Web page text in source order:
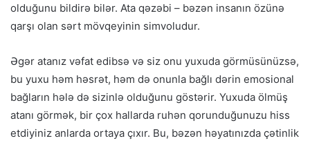
olduğunu bildirə bilər. Ata qəzəbi – bəzən insanın özünə
qarşı olan sərt mövqeyinin simvoludur.
Əgər atanız vəfat edibsə və siz onu yuxuda görmüsünüzsə,
bu yuxu həm həsrət, həm də onunla bağlı dərin emosional
bağların hələ də sizinlə olduğunu göstərir. Yuxuda ölmüş
atanı görmək, bir çox hallarda ruhən qorunduğunuzu hiss
etdiyiniz anlarda ortaya çıxır. Bu, bəzən həyatınızda çətinlik